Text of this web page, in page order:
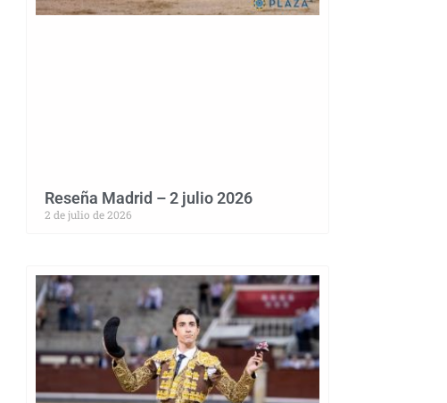
Reseña Madrid – 2 julio 2026
2 de julio de 2026